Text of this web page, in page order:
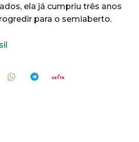
ela já cumpriu três anos
para o semiaberto.